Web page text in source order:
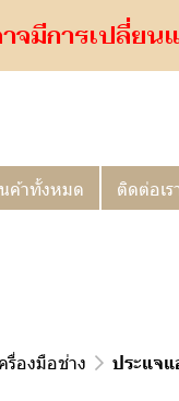
จมีการเปลี่ย
ค้าทั้งหมด ติดต่อเร
รื่องมือช่าง ประแจ